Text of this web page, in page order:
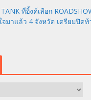
ที่อิ้งค์เลือก
มาแล้ว 4 จังหวัด เตรียมปิด